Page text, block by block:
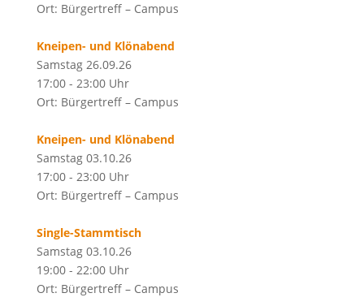
Ort: Bürgertreff – Campus
Kneipen- und Klönabend
Samstag 26.09.26
17:00 - 23:00 Uhr
Ort: Bürgertreff – Campus
Kneipen- und Klönabend
Samstag 03.10.26
17:00 - 23:00 Uhr
Ort: Bürgertreff – Campus
Single-Stammtisch
Samstag 03.10.26
19:00 - 22:00 Uhr
Ort: Bürgertreff – Campus